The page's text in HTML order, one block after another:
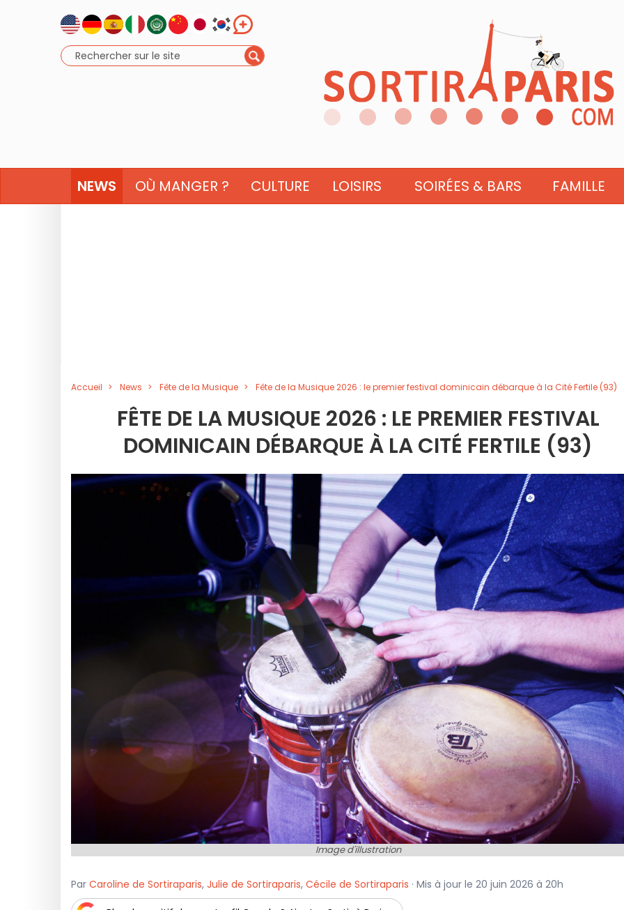
NEWS OÙ MANGER ? CULTURE LOISIRS SOIRÉES & BARS FAMILLE
Accueil News Fête de la Musique Fête de la Musique 2026 : le premier festival dominicain débarque à la Cité Fertile (93)
FÊTE DE LA MUSIQUE 2026 : LE PREMIER FESTIVAL
DOMINICAIN DÉBARQUE À LA CITÉ FERTILE (93)
Image d'illustration
Par Caroline de Sortiraparis, Julie de Sortiraparis, Cécile de Sortiraparis · Mis à jour le 20 juin 2026 à 20h